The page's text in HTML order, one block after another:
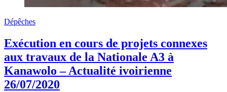
Dépêches
Exécution en cours de projets connexes
aux travaux de la Nationale A3 à
Kanawolo – Actualité ivoirienne
26/07/2020